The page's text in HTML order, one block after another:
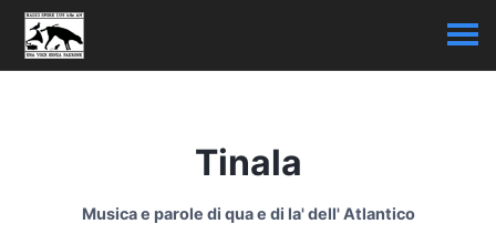
Tinala
Musica e parole di qua e di la' dell' Atlantico